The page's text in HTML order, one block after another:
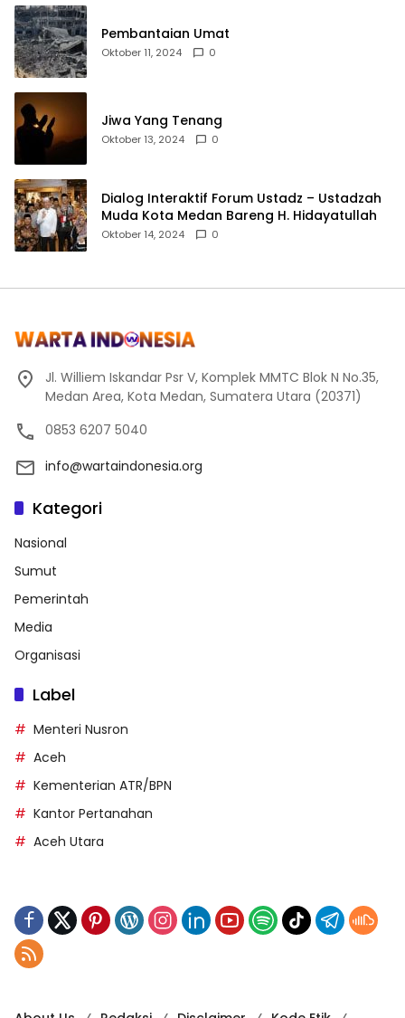
Pembantaian Umat
Oktober 11, 2024 0
Jiwa Yang Tenang
Oktober 13, 2024 0
Dialog Interaktif Forum Ustadz – Ustadzah
Muda Kota Medan Bareng H. Hidayatullah
Oktober 14, 2024 0
Jl. Williem Iskandar Psr V, Komplek MMTC Blok N No.35,
Medan Area, Kota Medan, Sumatera Utara (20371)
0853 6207 5040
info@wartaindonesia.org
Kategori
Nasional
Sumut
Pemerintah
Media
Organisasi
Label
Menteri Nusron
Aceh
Kementerian ATR/BPN
Kantor Pertanahan
Aceh Utara